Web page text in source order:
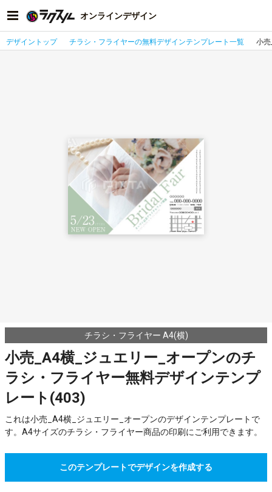
オンラインデザイン
デザイントップ チラシ・フライヤーの無料デザインテンプレート一覧 小売
チラシ・フライヤー A4(横)
小売_A4横_ジュエリー_オープンのチ
ラシ・フライヤー無料デザインテンプ
レート(403)
これは小売_A4横_ジュエリー_オープンのデザインテンプレートで
す。A4サイズのチラシ・フライヤー商品の印刷にご利用できます。
このテンプレートでデザインを作成する